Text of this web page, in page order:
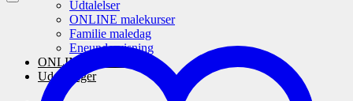
Udtalelser
ONLINE malekurser
Familie maledag
Eneundervisning
ONLINE maleskole
Udstillinger